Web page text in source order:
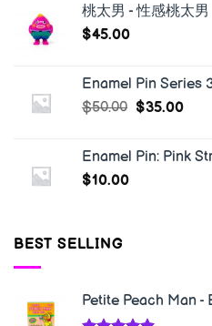
桃太男 - 性感桃太男
$45.00
Enamel Pin Series
$50.00 $35.00
Enamel Pin: Pink
$10.00
BEST SELLING
Petite Peach Man -